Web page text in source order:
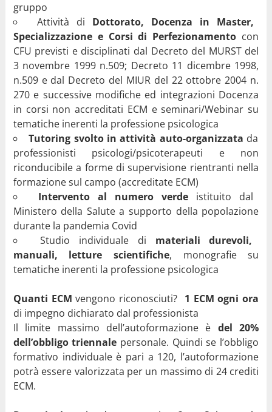
gruppo
Attività di Dottorato, Docenza in Master,
Specializzazione e Corsi di Perfezionamento con
CFU previsti e disciplinati dal Decreto del MURST del
3 novembre 1999 n.509; Decreto 11 dicembre 1998,
n.509 e dal Decreto del MIUR del 22 ottobre 2004 n.
270 e successive modifiche ed integrazioni Docenza
in corsi non accreditati ECM e seminari/Webinar su
tematiche inerenti la professione psicologica
Tutoring svolto in attività auto-organizzata da
professionisti psicologi/psicoterapeuti e non
riconducibile a forme di supervisione rientranti nella
formazione sul campo (accreditate ECM)
Intervento al numero verde istituito dal
Ministero della Salute a supporto della popolazione
durante la pandemia Covid
Studio individuale di materiali durevoli,
manuali, letture scientifiche, monografie su
tematiche inerenti la professione psicologica
Quanti ECMvengono riconosciuti? 1 ECM ogni ora
di impegno dichiarato dal professionista
Il limite massimo dell’autoformazione è del 20%
dell’obbligo triennale personale. Quindi se l’obbligo
formativo individuale è pari a 120, l’autoformazione
potrà essere valorizzata per un massimo di 24 crediti
ECM.